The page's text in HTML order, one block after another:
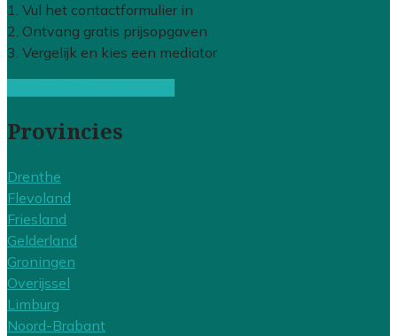
1. Vul het contactformulier in
2. Ontvang gratis prijsopgaven
3. Vergelijk en kies een mediator
Provincies
Drenthe
Flevoland
Friesland
Gelderland
Groningen
Overijssel
Limburg
Noord-Brabant